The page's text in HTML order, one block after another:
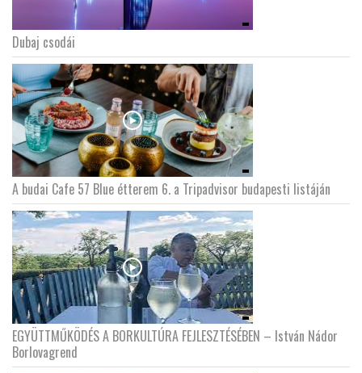
Dubaj csodái
A budai Cafe 57 Blue étterem 6. a Tripadvisor budapesti listáján
EGYÜTTMŰKÖDÉS A BORKULTÚRA FEJLESZTÉSÉBEN – István Nádor
Borlovagrend